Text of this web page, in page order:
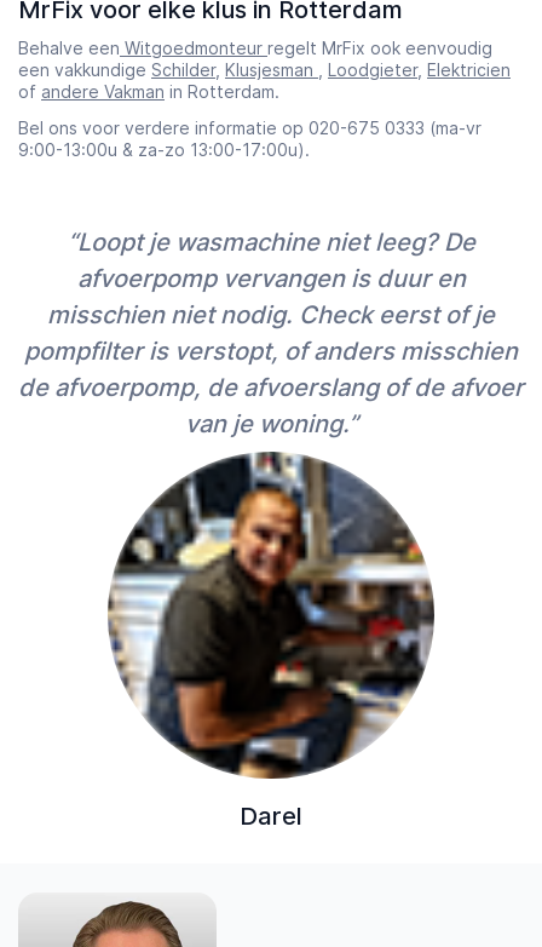
MrFix voor elke klus in Rotterdam
Behalve een Witgoedmonteur regelt MrFix ook eenvoudig
een vakkundige Schilder, Klusjesman Loodgieter, Elektricien
of andere Vakman in Rotterdam.
Bel ons voor verdere informatie op 020-675 0333 (ma-vr
9:00-13:00u & za-zo 13:00-17:00u).
“Loopt je wasmachine niet leeg? De
afvoerpomp vervangen is duur en
misschien niet nodig. Check eerst of je
pompfilter is verstopt, of anders misschien
de afvoerpomp, de afvoerslang of de afvoer
van je woning.”
Darel